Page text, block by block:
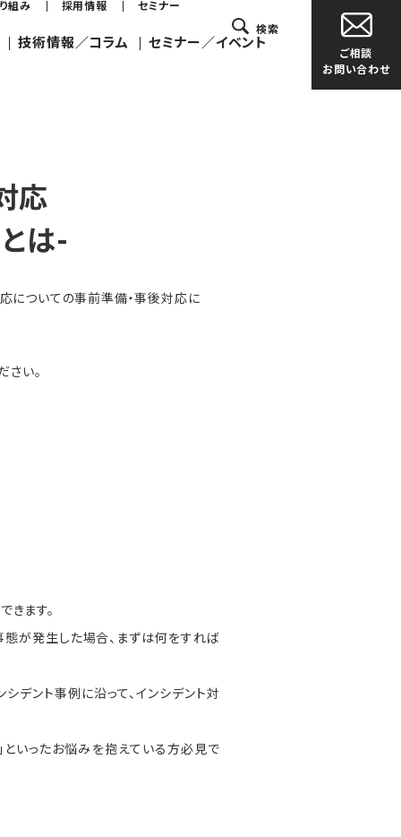
組み 採用情報 セミナー
技術情報／コラム セミナー／イベント
検索
ご相談
お問い合わせ
応
は-
についての事前準備・事後対応に
さい。
きます。
が発生した場合、まずは何をすれば
デント事例に沿って、インシデント対
といったお悩みを抱えている方必見で